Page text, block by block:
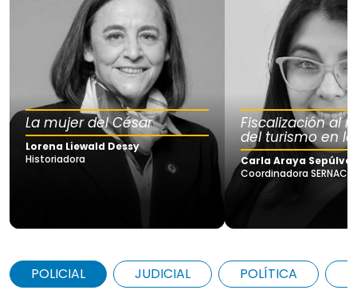
La mujer del César
Lorena Liewald Dessy
Historiadora
Fiscalización al
del turismo en
Carla Araya
Coordinadora SERNAC
POLICIAL JUDICIAL POLÍTICA